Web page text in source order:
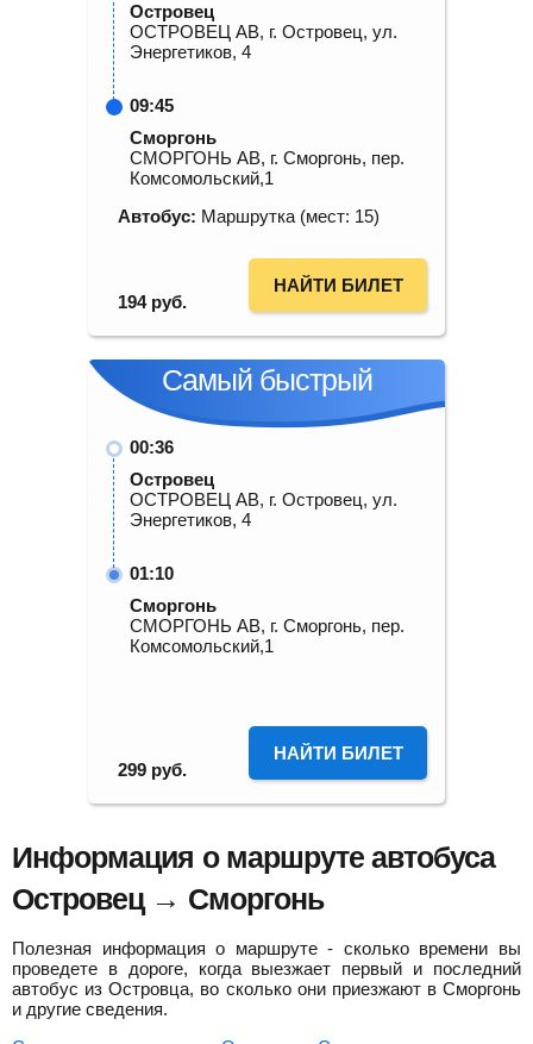
Островец
ОСТРОВЕЦ АВ, г. Островец, ул.
Энергетиков, 4
09:45
Сморгонь
СМОРГОНЬ АВ, г. Сморгонь, пер.
Комсомольский,1
Автобус: Маршрутка (мест: 15)
194 руб.
НАЙТИ БИЛЕТ
Самый быстрый
00:36
Островец
ОСТРОВЕЦ АВ, г. Островец, ул.
Энергетиков, 4
01:10
Сморгонь
СМОРГОНЬ АВ, г. Сморгонь, пер.
Комсомольский,1
299 руб.
НАЙТИ БИЛЕТ
Информация о маршруте автобуса
Островец → Сморгонь
Полезная информация о маршруте - сколько времени вы
проведете в дороге, когда выезжает первый и последний
автобус из Островца, во сколько они приезжают в Сморгонь
и другие сведения.